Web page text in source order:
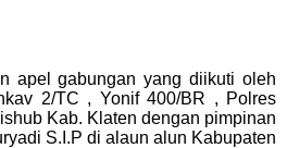
apel gabungan yang diikuti oleh
2/TC , Yonif 400/BR , Polres
Kab. Klaten dengan pimpinan
S.I.P di alaun alun Kabupaten